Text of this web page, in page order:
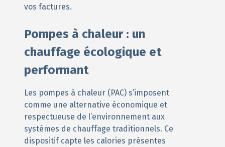
vos factures.
Pompes à chaleur : un
chauffage écologique et
performant
Les pompes à chaleur (PAC) s’imposent
comme une alternative économique et
respectueuse de l’environnement aux
systèmes de chauffage traditionnels. Ce
dispositif capte les calories présentes